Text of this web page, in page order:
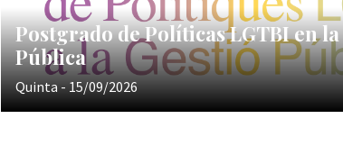
Postgrado de Políticas LGTBI en
Pública
Quinta - 15/09/2026